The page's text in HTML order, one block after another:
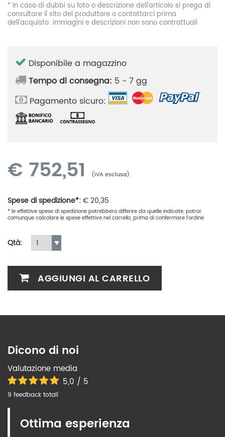
* In caso di dubbi su foto o descrizione dell'articolo si prega di
consultare il sito del produttore o contattarci prima
dell'acquisto: immagini e descrizioni non sono contrattuali
Disponibile a magazzino
Tempo di consegna: 5 - 7 gg
Pagamento sicuro:
€ 752,51 (IVA esclusa)
Spese di spedizione*:€20,35
* le effettive spese di spedizione potrebbero differire da quelle indicate, potrai
comunque calcolare le spese effettive nel carrello, prima di confermare l'ordine
Qtà:
AGGIUNGI AL CARRELLO
Dicono di noi
Valutazione media
5,0 / 5
9 feedback totali
Ottima esperienza